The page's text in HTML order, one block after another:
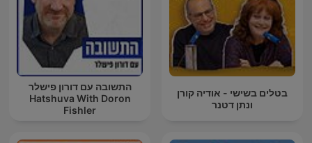
בטלים בשישי - אודיה קורן
ונתן דטנר
התשובה עם דורון פישלר
Hatshuva With Doron
Fishler